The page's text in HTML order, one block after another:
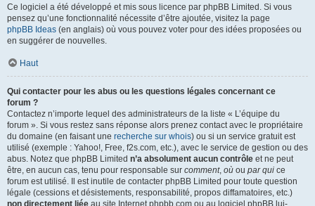
Ce logiciel a été développé et mis sous licence par phpBB Limited. Si vous
pensez qu’une fonctionnalité nécessite d’être ajoutée, visitez la page
phpBB Ideas (en anglais) où vous pouvez voter pour des idées proposées ou
en suggérer de nouvelles.
Haut
Qui contacter pour les abus ou les questions légales concernant ce
forum ?
Contactez n’importe lequel des administrateurs de la liste « L’équipe du
forum ». Si vous restez sans réponse alors prenez contact avec le propriétaire
du domaine (en faisant une recherche sur whois) ou si un service gratuit est
utilisé (exemple : Yahoo!, Free, f2s.com, etc.), avec le service de gestion ou des
abus. Notez que phpBB Limited n’a absolument aucun contrôle et ne peut
être, en aucun cas, tenu pour responsable sur comment, où ou par qui ce
forum est utilisé. Il est inutile de contacter phpBB Limited pour toute question
légale (cessions et désistements, responsabilité, propos diffamatoires, etc.)
non directement liée au site Internet phpbb.com ou au logiciel phpBB lui-